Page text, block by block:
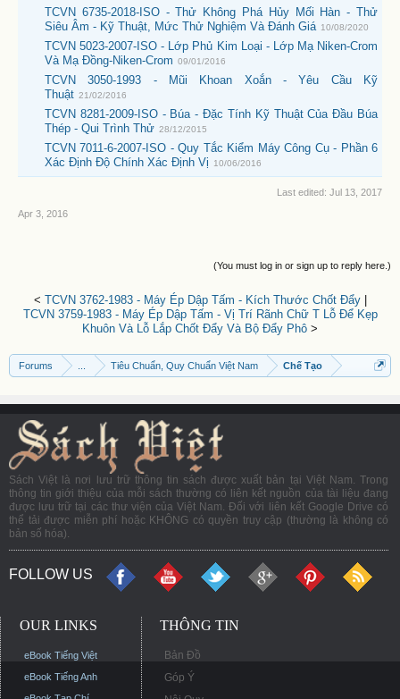
TCVN 6735-2018-ISO - Thử Không Phá Hủy Mối Hàn - Thử
Siêu Âm - Kỹ Thuật, Mức Thử Nghiệm Và Đánh Giá 10/08/2020
TCVN 5023-2007-ISO - Lớp Phủ Kim Loại - Lớp Mạ Niken-Crom
Và Mạ Đồng-Niken-Crom 09/01/2016
TCVN 3050-1993 - Mũi Khoan Xoắn - Yêu Cầu Kỹ
Thuật 21/02/2016
TCVN 8281-2009-ISO - Búa - Đặc Tính Kỹ Thuật Của Đầu Búa
Thép - Qui Trình Thử 28/12/2015
TCVN 7011-6-2007-ISO - Quy Tắc Kiểm Máy Công Cụ - Phần 6
Xác Định Độ Chính Xác Định Vị
10/06/2016
Last edited: Jul 13, 2017
Apr 3, 2016
(You must log in or sign up to reply here.)
< TCVN 3762-1983 - Máy Ép Dập Tấm - Kích Thước Chốt Đẩy|
TCVN 3759-1983 - Máy Ép Dập Tấm - Vị Trí Rãnh Chữ T Lỗ Để Kẹp
Khuôn Và Lỗ Lắp Chốt Đẩy Và Bộ Đẩy Phô >
Forums Tiêu Chuẩn, Quy Chuẩn Việt Nam Chế Tạo
Sách Việt là nơi lưu trữ thông tin sách được xuất bản tại Việt Nam. Trong
thông tin giới thiệu của mỗi sách thường có liên kết nguồn của tài liệu đang
được lưu trữ tại các thư viện của Việt Nam. Đối với liên kết Google Drive có
thể tải được miễn phí hoặc KHÔNG có quyền truy cập (thường là không có
bản số hóa).
FOLLOW US
OUR LINKS
eBook Tiếng Việt
eBook Tiếng Anh
THÔNG TIN
Bản Đồ
Góp Ý